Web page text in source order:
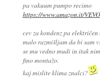
pa vakuum pumpo recimo
https://www.amazon.it/
cev za kondenz pa
malo razmišljam da bi sam
se mu vedno mudi in itak
fino montažo.
kaj mislite klima znalci?